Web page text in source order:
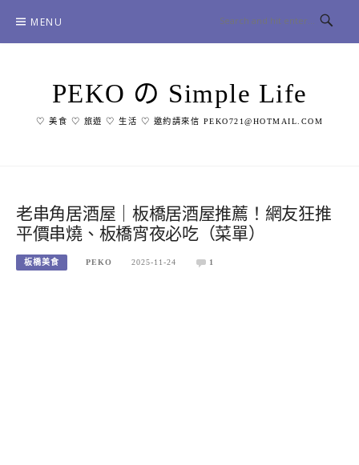
content
MENU
PEKO の Simple Life
♡ 美食 ♡ 旅遊 ♡ 生活 ♡ 邀約請來信 PEKO721@HOTMAIL.COM
老串角居酒屋｜板橋居酒屋推薦！網友狂推
平價串燒、板橋宵夜必吃（菜單）
板橋美食 PEKO 2025-11-24 1